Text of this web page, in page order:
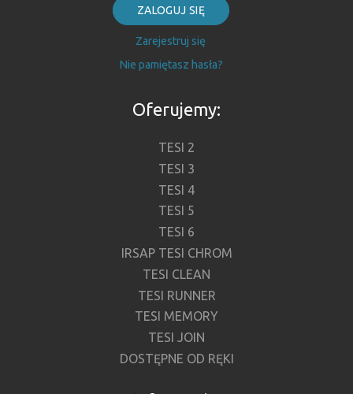
ZALOGUJ SIĘ
Zarejestruj się
Nie pamiętasz hasła?
Oferujemy:
TESI 2
TESI 3
TESI 4
TESI 5
TESI 6
IRSAP TESI CHROM
TESI CLEAN
TESI RUNNER
TESI MEMORY
TESI JOIN
DOSTĘPNE OD RĘKI